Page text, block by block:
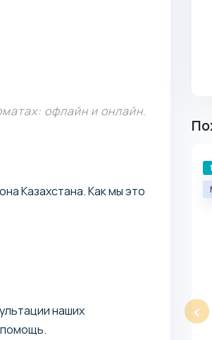
офлайн и онлайн.
Казахстана. Как мы это
наших
‹